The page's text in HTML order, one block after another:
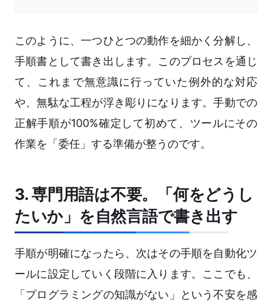
このように、一つひとつの動作を細かく分解し、
手順書として書き出します。このプロセスを通じ
て、これまで無意識に行っていた例外的な対応
や、無駄な工程が浮き彫りになります。手動での
正解手順が100%確定して初めて、ツールにその
作業を「委任」する準備が整うのです。
3. 専門用語は不要。「何をどうし
たいか」を自然言語で書き出す
手順が明確になったら、次はその手順を自動化ツ
ールに設定していく段階に入ります。ここでも、
「プログラミングの知識がない」という不安を感